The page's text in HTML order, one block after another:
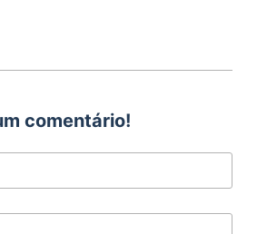
comentário!